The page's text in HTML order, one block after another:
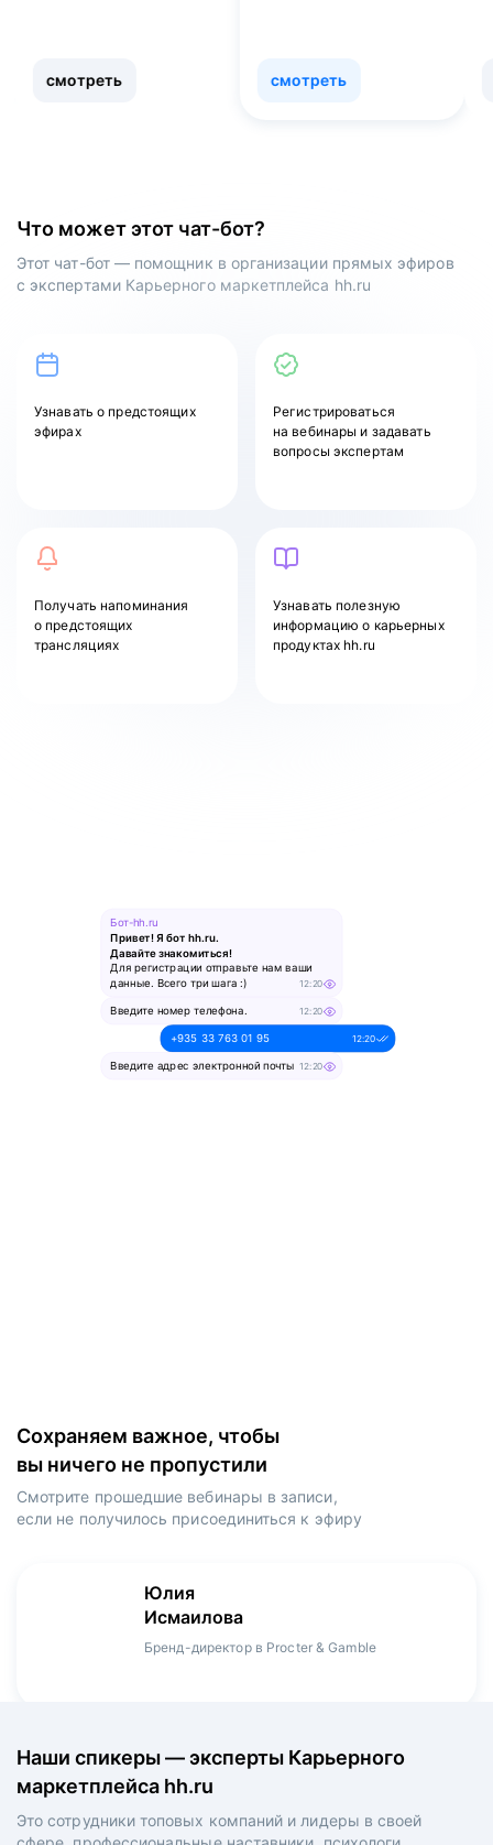
Что может этот чат-бот?
Этот чат-бот — помощник в организации прямых эфиров
с экспертами Карьерного маркетплейса hh.ru
Узнаватьо предстоящих
эфирах
Регистрироваться
на вебинары и задавать
вопросы экспертам
Получать напоминания
о предстоящих
трансляциях
Узнавать полезную
информацию о карьерных
продуктах hh.ru
Бот-hh.ru
Привет! Я бот hh.ru.
Давайте знакомиться!
Для регистрации отправьте нам ваши
данные. Всего три шага :)
12:20
Введите номер телефона. 12:20
+935 33 763 01 95 12:20
Введите адрес электронной почты 12:20
Сохраняем важное, чтобы
вы ничего не пропустили
Смотрите прошедшие вебинары в записи,
если не получилось присоединиться к эфиру
Юлия
Исмаилова
Бренд-директор в Procter & Gamble
Игорь
Зуриев
Руководитель ИТ-проектов, международный
Мария
Оборина
Менеджер продукта в hh.ru
Денис
Мерзлов
Креативный директор в XReady Lab, ex-КРОК
Даниил
Харламов
Head Product Manager в Ozon / ex-Huawei,
Наши спикеры — эксперты Карьерного
маркетплейса hh.ru
Это сотрудники топовых компаний и лидеры в своей